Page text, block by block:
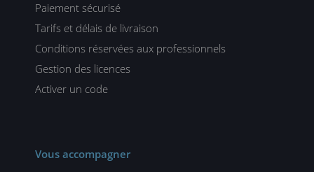
Paiement sécurisé
Tarifs et délais de livraison
Conditions réservées aux professionnels
Gestion des licences
Activer un code
Vous accompagner